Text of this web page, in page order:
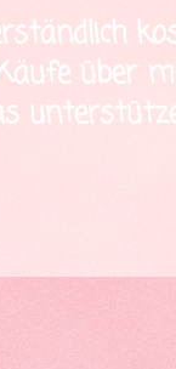
über